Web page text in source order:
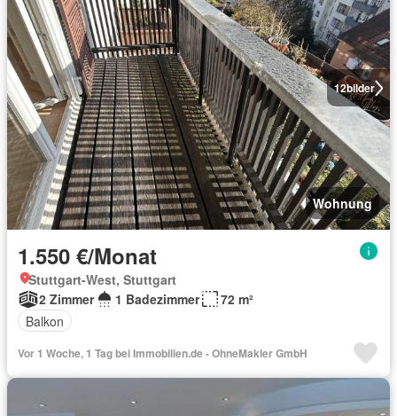
12bilder
Wohnung
1.550 €/Monat
Stuttgart-West, Stuttgart
2 Zimmer
1 Badezimmer
72 m²
Balkon
Vor 1 Woche, 1 Tag bei Immobilien.de - OhneMakler GmbH